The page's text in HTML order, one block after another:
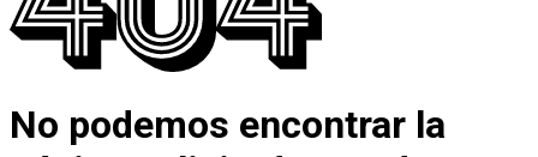
No podemos encontrar la